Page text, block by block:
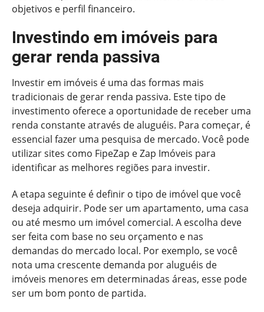
objetivos e perfil financeiro.
Investindo em imóveis para
gerar renda passiva
Investir em imóveis é uma das formas mais
tradicionais de gerar renda passiva. Este tipo de
investimento oferece a oportunidade de receber uma
renda constante através de aluguéis. Para começar, é
essencial fazer uma pesquisa de mercado. Você pode
utilizar sites como FipeZap e Zap Imóveis para
identificar as melhores regiões para investir.
A etapa seguinte é definir o tipo de imóvel que você
deseja adquirir. Pode ser um apartamento, uma casa
ou até mesmo um imóvel comercial. A escolha deve
ser feita com base no seu orçamento e nas
demandas do mercado local. Por exemplo, se você
nota uma crescente demanda por aluguéis de
imóveis menores em determinadas áreas, esse pode
ser um bom ponto de partida.